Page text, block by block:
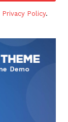
Privacy Policy.